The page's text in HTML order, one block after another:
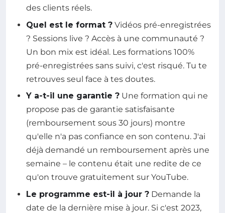
des clients réels.
Quel est le format ? Vidéos pré-enregistrées
? Sessions live ? Accès à une communauté ?
Un bon mix est idéal. Les formations 100%
pré-enregistrées sans suivi, c'est risqué. Tu te
retrouves seul face à tes doutes.
Y a-t-il une garantie ? Une formation qui ne
propose pas de garantie satisfaisante
(remboursement sous 30 jours) montre
qu'elle n'a pas confiance en son contenu. J'ai
déjà demandé un remboursement après une
semaine – le contenu était une redite de ce
qu'on trouve gratuitement sur YouTube.
Le programme est-il à jour ? Demande la
date de la dernière mise à jour. Si c'est 2023,